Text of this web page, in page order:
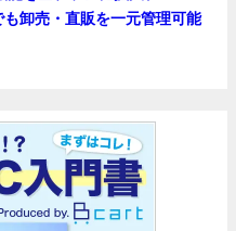
卸売・直販を一元管理可能